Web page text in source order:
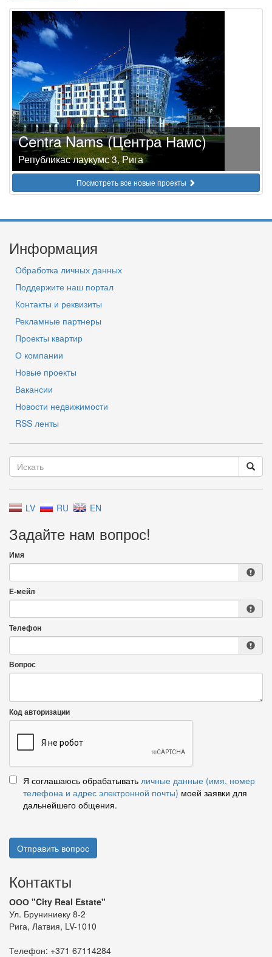
Centra Nams (Центра Намс)
Републикас лаукумс 3, Рига
Посмотреть все новые проекты
Информация
Обработка личных данных
Поддержите наш портал
Контакты и реквизиты
Рекламные партнеры
Проекты квартир
О компании
Новые проекты
Вакансии
Новости недвижимости
RSS ленты
LV RU EN
Задайте нам вопрос!
Имя
Е-мейл
Телефон
Вопрос
Код авторизации
Я соглашаюсь обрабатывать личные данные (имя, номер
телефона и адрес электронной почты) моей заявки для
дальнейшего общения.
Отправить вопрос
Контакты
ООО "City Real Estate"
Ул. Бруниниеку 8-2
Рига, Латвия, LV-1010
Телефон: +371 67114284